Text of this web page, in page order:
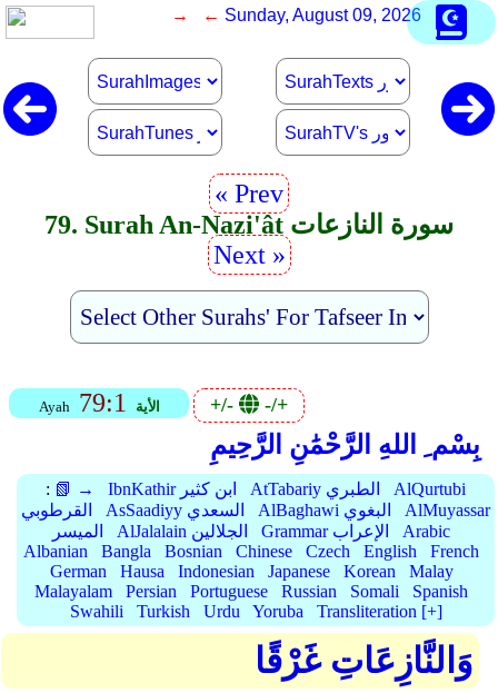
→ ← Sunday, August 09, 2026
« Prev
79. Surah An-Nazi'ât سورة النازعات
Next »
Ayah 79:1 الأية +/- -/+
بِسْم ِ اللهِ الرَّحْمَٰنِ الرَّحِيمِ
: 📗 → IbnKathir ابن كثير AtTabariy الطبري
AlQurtubi
القرطوبي
AsSaadiyy السعدي AlBaghawi البغوي
AlMuyassar
الميسر
AlJalalain الجلالين Grammar الإعراب
Arabic
Albanian
Bangla Bosnian Chinese Czech English
French
German
Hausa Indonesian Japanese Korean
Malay
Malayalam
Persian Portuguese Russian Somali
Spanish
Swahili
Turkish Urdu Yoruba Transliteration [+]
وَالنَّازِعَاتِ غَرْقًا